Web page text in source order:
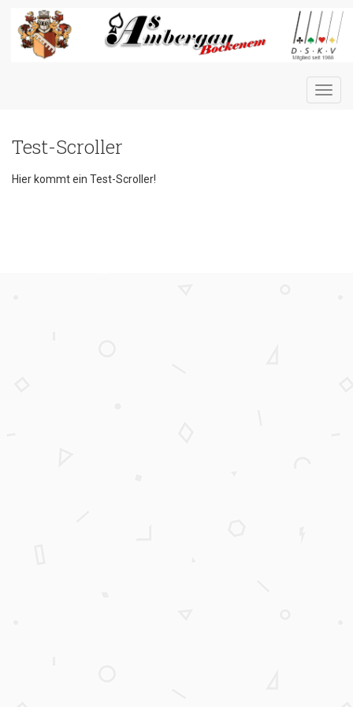
Test-Scroller
Hier kommt ein Test-Scroller!